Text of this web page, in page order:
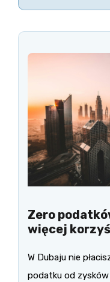
Zero
więcej
W Dubaju nie
podatku od